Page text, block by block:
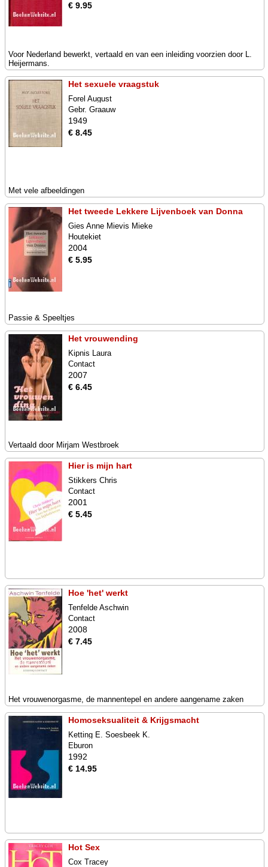
€ 9.95
Voor Nederland bewerkt, vertaald en van een inleiding voorzien door L.
Heijermans.
Het sexuele vraagstuk
Forel August
Gebr. Graauw
1949
€ 8.45
Met vele afbeeldingen
Het tweede Lekkere Lijvenboek van Donna
Gies Anne Mievis Mieke
Houtekiet
2004
€ 5.95
Passie & Speeltjes
Het vrouwending
Kipnis Laura
Contact
2007
€ 6.45
Vertaald door Mirjam Westbroek
Hier is mijn hart
Stikkers Chris
Contact
2001
€ 5.45
Hoe 'het' werkt
Tenfelde Aschwin
Contact
2008
€ 7.45
Het vrouwenorgasme, de mannentepel en andere aangename zaken
Homoseksualiteit & Krijgsmacht
Ketting E. Soesbeek K.
Eburon
1992
€ 14.95
Hot Sex
Cox Tracey